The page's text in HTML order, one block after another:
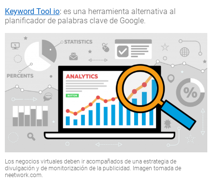
Keyword Tool io: es una herramienta alternativa al
planificador de palabras clave de Google.
Los negocios virtuales deben ir acompañados de una estrategia de
divulgación y de monitorización de la publicidad. Imagen tomada de
neetwork.com.